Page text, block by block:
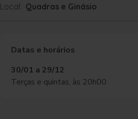
Local: Quadras e Ginásio
Datas e horários
30/01 a 29/12
Terças e quintas, às 20h00